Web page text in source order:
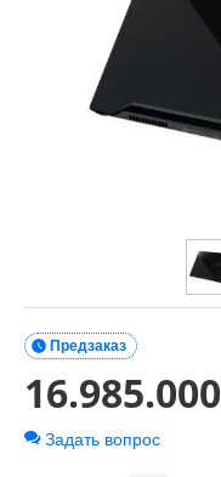
Предзаказ

16.985.000
Задать вопрос